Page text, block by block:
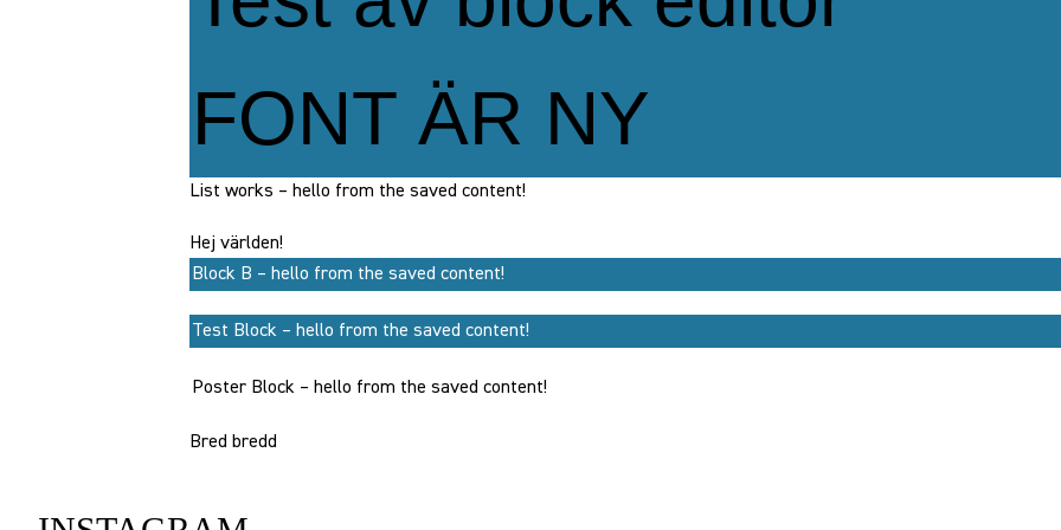
FONT ÄR NY
List works – hello from the saved content!
Hej världen!
Block B – hello from the saved content!
Test Block – hello from the saved content!
Poster Block – hello from the saved content!
Bred bredd